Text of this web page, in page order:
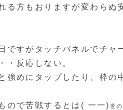
る方もおりますが変わらぬ
ですがタッチパネルでチャ
・反応しない。
強めにタップしたり、枠の
ので苦戦するとは( 一一) 世